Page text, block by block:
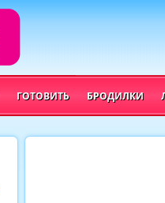
ГОТОВИТЬ БРОДИЛКИ